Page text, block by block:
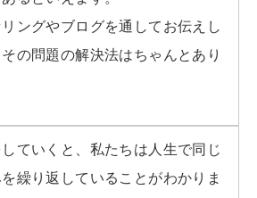
ングやブログを通してお伝えし
の問題の解決法はちゃんとあり
ていくと、私たちは人生で同じ
繰り返していることがわかりま